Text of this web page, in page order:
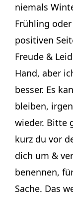
niemals
Frühling
positiven
Freude &
Hand, aber
besser. Es
bleiben,
wieder. Bitte
kurz du vor
dich um &
benennen,
Sache. Das